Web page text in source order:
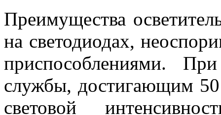
Преимущества
на светодиодах,
приспособлениями.
службы, достигающим
световой